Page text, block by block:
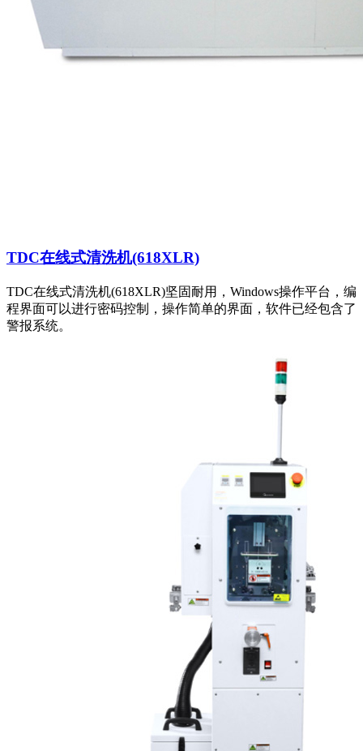
TDC在线式清洗机(618XLR)
TDC在线式清洗机(618XLR)坚固耐用，Windows操作平台，编
程界面可以进行密码控制，操作简单的界面，软件已经包含了
警报系统。